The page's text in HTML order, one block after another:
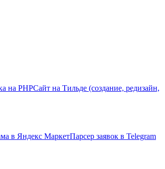
на PHPСайт на Тильде (создание, редизайн,
в Яндекс МаркетПарсер заявок в Telegram